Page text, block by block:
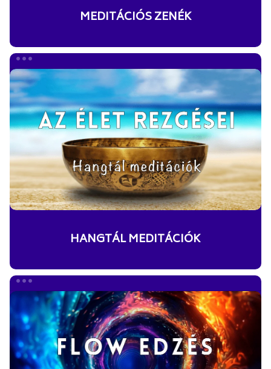
MEDITÁCIÓS ZENÉK
MEDITÁCIÓK
HANGTÁL MEDITÁCIÓK
EDZÉS
–
ÚJ!